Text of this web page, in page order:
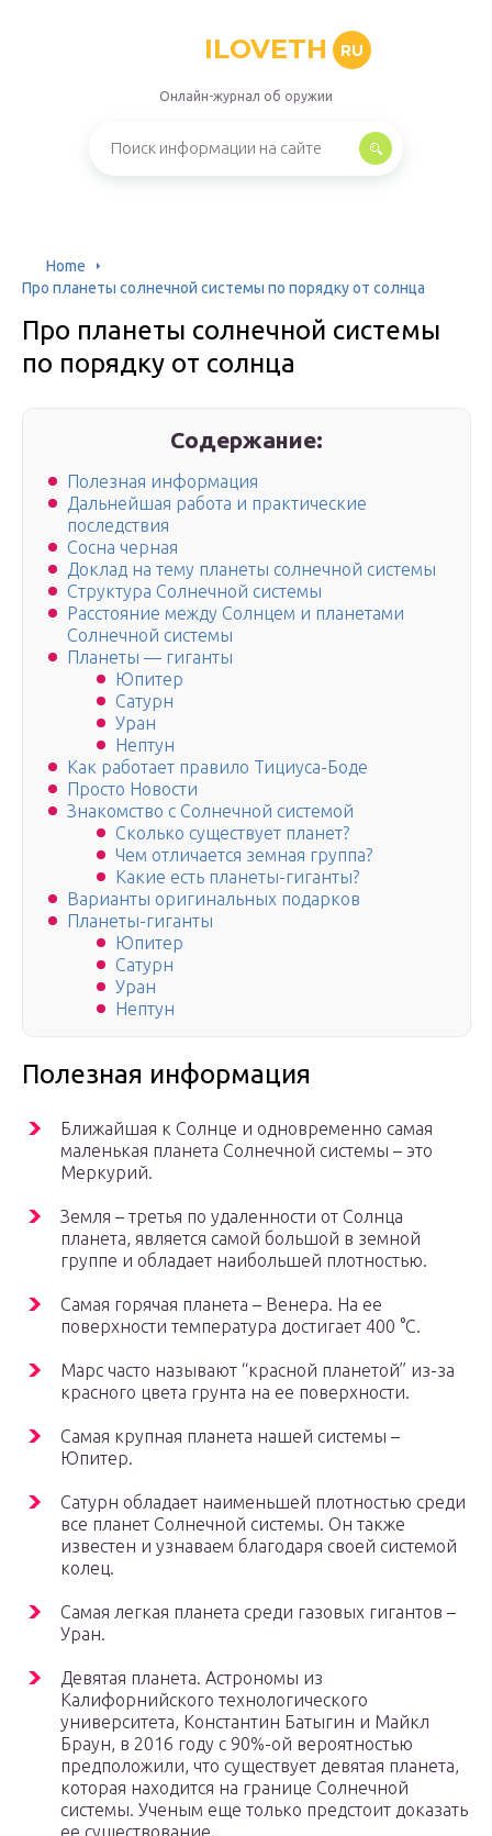
ILOVETH RU
Онлайн-журнал об оружии
Home
Про планеты солнечной системы по порядку от cолнца
Про планеты солнечной системы
по порядку от cолнца
Содержание:
Полезная информация
Дальнейшая работа и практические
последствия
Сосна черная
Доклад на тему планеты солнечной системы
Структура Солнечной системы
Расстояние между Солнцем и планетами
Солнечной системы
Планеты — гиганты
Юпитер
Сатурн
Уран
Нептун
Как работает правило Тициуса-Боде
Просто Новости
Знакомство с Солнечной системой
Сколько существует планет?
Чем отличается земная группа?
Какие есть планеты-гиганты?
Варианты оригинальных подарков
Планеты-гиганты
Юпитер
Сатурн
Уран
Нептун
Полезная информация
Ближайшая к Солнце и одновременно самая
маленькая планета Солнечной системы – это
Меркурий.
Земля – третья по удаленности от Солнца
планета, является самой большой в земной
группе и обладает наибольшей плотностью.
Самая горячая планета – Венера. На ее
поверхности температура достигает 400 °C.
Марс часто называют “красной планетой” из-за
красного цвета грунта на ее поверхности.
Самая крупная планета нашей системы –
Юпитер.
Сатурн обладает наименьшей плотностью среди
все планет Солнечной системы. Он также
известен и узнаваем благодаря своей системой
колец.
Самая легкая планета среди газовых гигантов –
Уран.
Девятая планета. Астрономы из
Калифорнийского технологического
университета, Константин Батыгин и Майкл
Браун, в 2016 году с 90%-ой вероятностью
предположили, что существует девятая планета,
которая находится на границе Солнечной
системы. Ученым еще только предстоит доказать
ее существование.